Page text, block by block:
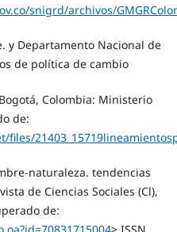
snigrd/archivos/
y Departamento Nacional de
de política de cambio
Colombia: Ministerio
de:
files/
naturaleza. tendencias
de Ciencias Sociales (Cl),
de:
> ISSN